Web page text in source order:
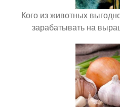
Кого из животных
зарабатывать на